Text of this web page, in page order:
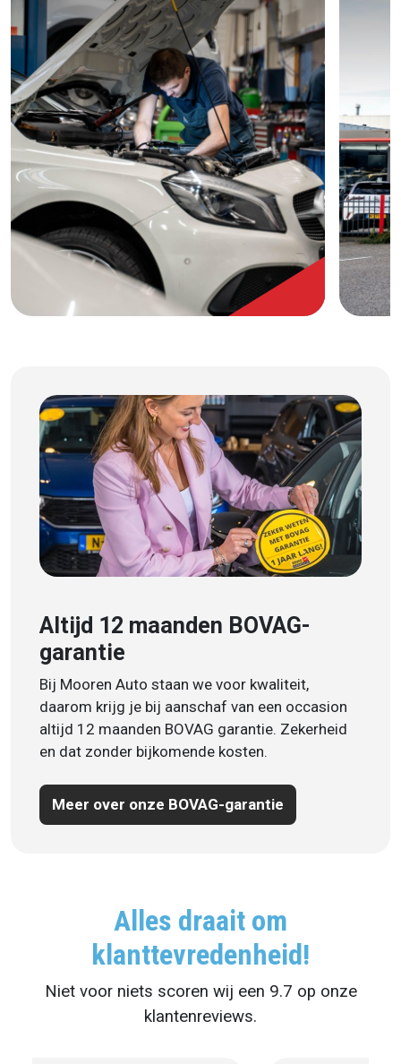
Altijd 12 maanden BOVAG-
garantie
Bij Mooren Auto staan we voor kwaliteit,
daarom krijg je bij aanschaf van een occasion
altijd 12 maanden BOVAG garantie. Zekerheid
en dat zonder bijkomende kosten.
Meer over onze BOVAG-garantie
Alles draait om
klanttevredenheid!
Niet voor niets scoren wij een 9.7 op onze
klantenreviews.